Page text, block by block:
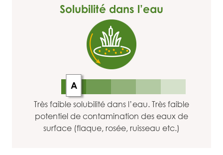
Solubilité dans l’eau
A
Très faible solubilité dans l’eau. Très faible
potentiel de contamination des eaux de
surface (flaque, rosée, ruisseau etc.)